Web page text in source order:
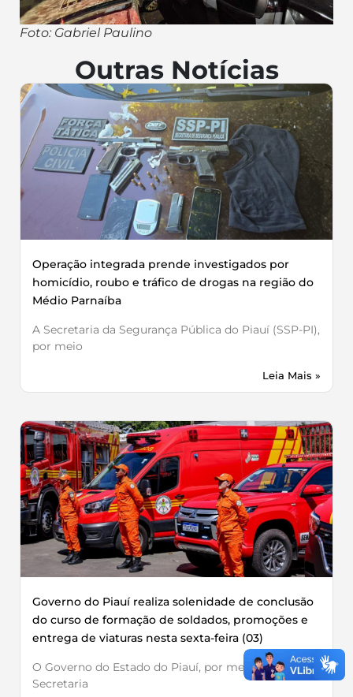
Foto: Gabriel Paulino
Outras Notícias
Operação integrada prende investigados por
homicídio, roubo e tráfico de drogas na região do
Médio Parnaíba
A Secretaria da Segurança Pública do Piauí (SSP-PI),
por meio
Leia Mais »
Governo do Piauí realiza solenidade de conclusão
do curso de formação de soldados, promoções e
entrega de viaturas nesta sexta-feira (03)
O Governo do Estado do Piauí, por meio da
Secretaria